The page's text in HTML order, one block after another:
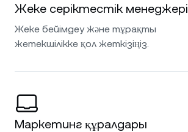
Жеке серіктестік менеджері
Жеке бейімдеу және тұрақты
жетекшілікке қол жеткізіңіз.
Маркетинг құралдары